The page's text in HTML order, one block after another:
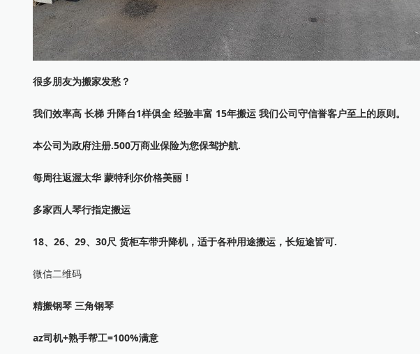
很多朋友为搬家发愁？
我们效率高 长梯 升降台1样俱全 经验丰富 15年搬运 我们公司守信誉客户至上的原则。
本公司为政府注册.500万商业保险为您保驾护航.
每周往返渥太华 蒙特利尔价格美丽！
多家西人琴行指定搬运
18、26、29、30尺 货柜车带升降机，适于各种用途搬运，长短途皆可.
微信二维码
精搬钢琴 三角钢琴
az司机+熟手帮工=100%满意